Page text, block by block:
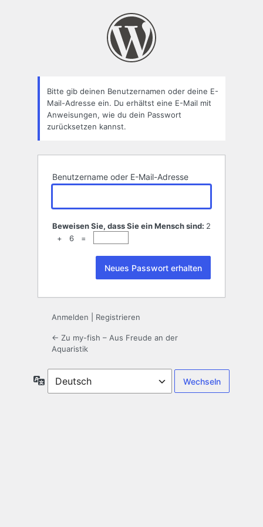
Bitte gib deinen Benutzernamen oder deine E-
Mail-Adresse ein. Du erhältst eine E-Mail mit
Anweisungen, wie du dein Passwort
zurücksetzen kannst.
Benutzername oder E-Mail-Adresse
Beweisen Sie, dass Sie ein Mensch sind: 2
+ 6 =
Anmelden Registrieren
← Zu my-fish – Aus Freude an der
Aquaristik
Sprache